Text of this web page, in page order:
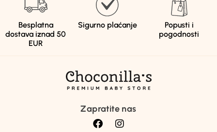
Besplatna
dostava iznad 50
EUR
Sigurno plaćanje
Popusti i
pogodnosti
Zapratite nas